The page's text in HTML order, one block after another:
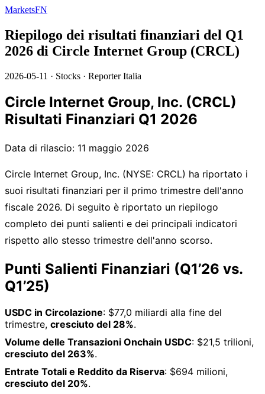
MarketsFN
Riepilogo dei risultati finanziari del Q1
2026 di Circle Internet Group (CRCL)
2026-05-11 · Stocks · Reporter Italia
Circle Internet Group, Inc. (CRCL)
Risultati Finanziari Q1 2026
Data di rilascio: 11 maggio 2026
Circle Internet Group, Inc. (NYSE: CRCL) ha riportato i
suoi risultati finanziari per il primo trimestre dell'anno
fiscale 2026. Di seguito è riportato un riepilogo
completo dei punti salienti e dei principali indicatori
rispetto allo stesso trimestre dell'anno scorso.
Punti Salienti Finanziari (Q1’26 vs.
Q1’25)
USDC in Circolazione: $77,0 miliardi alla fine del
trimestre, cresciuto del 28%.
Volume delle Transazioni Onchain USDC: $21,5 trilioni,
cresciuto del 263%.
Entrate Totali e Reddito da Riserva: $694 milioni,
cresciuto del 20%.